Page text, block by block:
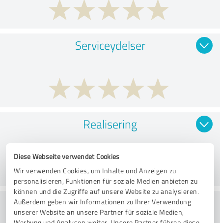
Diese Webseite verwendet Cookies
Wir verwenden Cookies, um Inhalte und Anzeigen zu
personalisieren, Funktionen für soziale Medien anbieten zu
können und die Zugriffe auf unsere Website zu analysieren.
Außerdem geben wir Informationen zu Ihrer Verwendung
unserer Website an unsere Partner für soziale Medien,
Serviceydelser
Realisering
Rådgivning